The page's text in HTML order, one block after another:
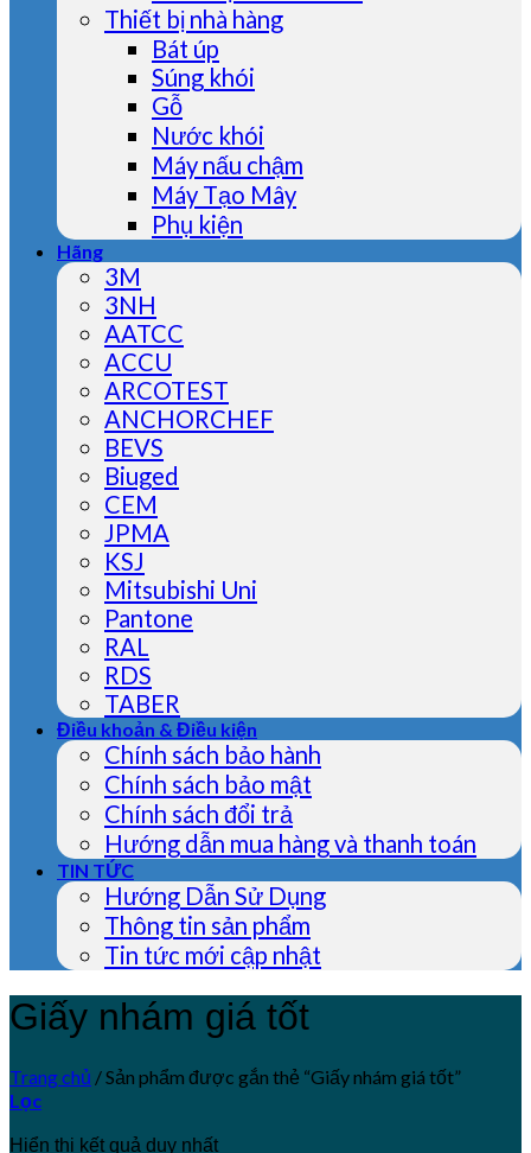
Thiết bị nhà hàng
Bát úp
Súng khói
Gỗ
Nước khói
Máy nấu chậm
Máy Tạo Mây
Phụ kiện
Hãng
3M
3NH
AATCC
ACCU
ARCOTEST
ANCHORCHEF
BEVS
Biuged
CEM
JPMA
KSJ
Mitsubishi Uni
Pantone
RAL
RDS
TABER
Điều khoản & Điều kiện
Chính sách bảo hành
Chính sách bảo mật
Chính sách đổi trả
Hướng dẫn mua hàng và thanh toán
TIN TỨC
Hướng Dẫn Sử Dụng
Thông tin sản phẩm
Tin tức mới cập nhật
Giấy nhám giá tốt
Trang chủ /Sản phẩm được gắn thẻ “Giấy nhám giá tốt”
Lọc
Hiển thị kết quả duy nhất